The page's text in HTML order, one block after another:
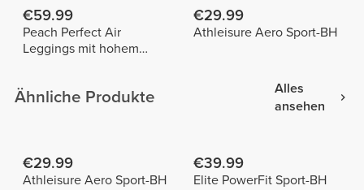
€59.99
Peach Perfect Air
Leggings mit hohem
€29.99
Athleisure Aero Sport-BH
Ähnliche Produkte
Alles
ansehen
€29.99
Athleisure Aero Sport-BH
€39.99
Elite PowerFit Sport-BH